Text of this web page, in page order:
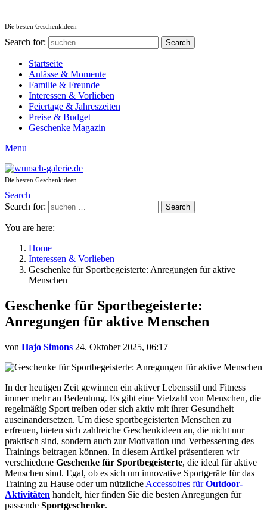
Die besten Geschenkideen
Search for: Search
Startseite
Anlässe & Momente
Familie & Freunde
Interessen & Vorlieben
Feiertage & Jahreszeiten
Preise & Budget
Geschenke Magazin
Menu
Die besten Geschenkideen
Search
Search for:
Search
You are here:
Home
Interessen & Vorlieben
Geschenke für Sportbegeisterte: Anregungen für aktive
Menschen
Geschenke für Sportbegeisterte:
Anregungen für aktive Menschen
von Hajo Simons 24. Oktober 2025, 06:17
In der heutigen Zeit gewinnen ein aktiver Lebensstil und Fitness
immer mehr an Bedeutung. Es gibt eine Vielzahl von Menschen, die
regelmäßig Sport treiben oder sich aktiv mit ihrer Gesundheit
auseinandersetzen. Um diese sportbegeisterten Menschen zu
erfreuen, bieten sich zahlreiche Geschenkideen an, die nicht nur
praktisch sind, sondern auch zur Motivation und Verbesserung des
Trainings beitragen können. In diesem Artikel präsentieren wir
verschiedene Geschenke für Sportbegeisterte, die ideal für aktive
Menschen sind. Egal, ob es sich um innovative Sportgeräte für das
Training zu Hause oder um nützliche Accessoires fürOutdoor-
Aktivitäten handelt, hier finden Sie die besten Anregungen für
passende Sportgeschenke.